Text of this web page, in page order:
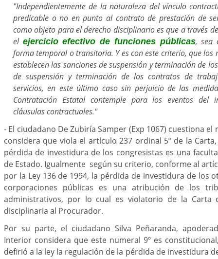
"Independientemente de la naturaleza del vínculo
predicable o no en punto al contrato de prestación de
como objeto para el derecho disciplinario es que a través
el ejercicio efectivo de funciones públicas, sea
forma temporal o transitoria. Y es con este criterio, que los
establecen las sanciones de suspensión y terminación de
de suspensión y terminación de los contratos de
servicios, en este último caso sin perjuicio de las
Contratación Estatal contemple para los eventos del
cláusulas contractuales."
- El ciudadano De Zubiría Samper (Exp 1067) cuestiona
considera que viola el artículo 237 ordinal 5º de la
pérdida de investidura de los congresistas es una
de Estado. Igualmente según su criterio, conforme al
por la Ley 136 de 1994, la pérdida de investidura de los
corporaciones públicas es una atribución de los
administrativos, por lo cual es violatorio de la Carta
disciplinaria al Procurador.
Por su parte, el ciudadano Silva Peñaranda,
Interior considera que este numeral 9º es
defirió a la ley la regulación de la pérdida de investidura